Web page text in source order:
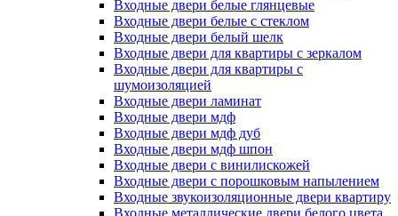
Входные двери белые глянцевые
Входные двери белые с стеклом
Входные двери белый шелк
Входные двери для квартиры с зеркалом
Входные двери для квартиры с
шумоизоляцией
Входные двери ламинат
Входные двери мдф
Входные двери мдф дуб
Входные двери мдф шпон
Входные двери с винилискожей
Входные двери с порошковым напылением
Входные звукоизоляционные двери квартиру
Входные металлические двери белого цвета